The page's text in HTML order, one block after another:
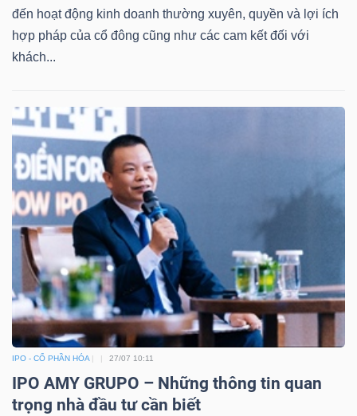
đến hoạt động kinh doanh thường xuyên, quyền và lợi ích
hợp pháp của cổ đông cũng như các cam kết đối với
khách...
IPO - CỔ PHẦN HÓA 27/07 10:11
IPO AMY GRUPO – Những thông tin quan
trọng nhà đầu tư cần biết